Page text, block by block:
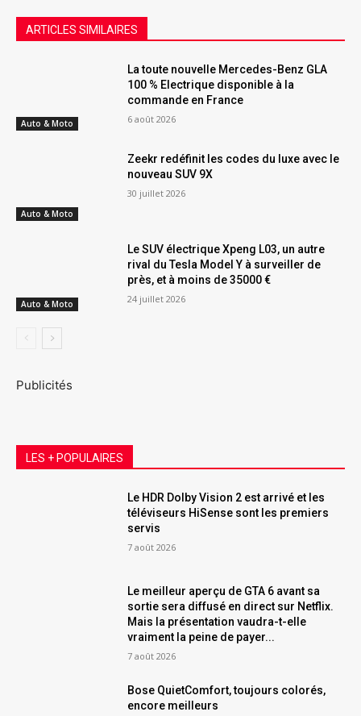
ARTICLES SIMILAIRES
Auto & Moto
La toute nouvelle Mercedes-Benz GLA
100 % Electrique disponible à la
commande en France
6 août 2026
Auto & Moto
Zeekr redéfinit les codes du luxe avec le
nouveau SUV 9X
30 juillet 2026
Auto & Moto
Le SUV électrique Xpeng L03, un autre
rival du Tesla Model Y à surveiller de
près, et à moins de 35000 €
24 juillet 2026
Publicités
LES + POPULAIRES
Le HDR Dolby Vision 2 est arrivé et les
téléviseurs HiSense sont les premiers
servis
7 août 2026
Le meilleur aperçu de GTA 6 avant sa
sortie sera diffusé en direct sur Netflix.
Mais la présentation vaudra-t-elle
vraiment la peine de payer...
7 août 2026
Bose QuietComfort, toujours colorés,
encore meilleurs